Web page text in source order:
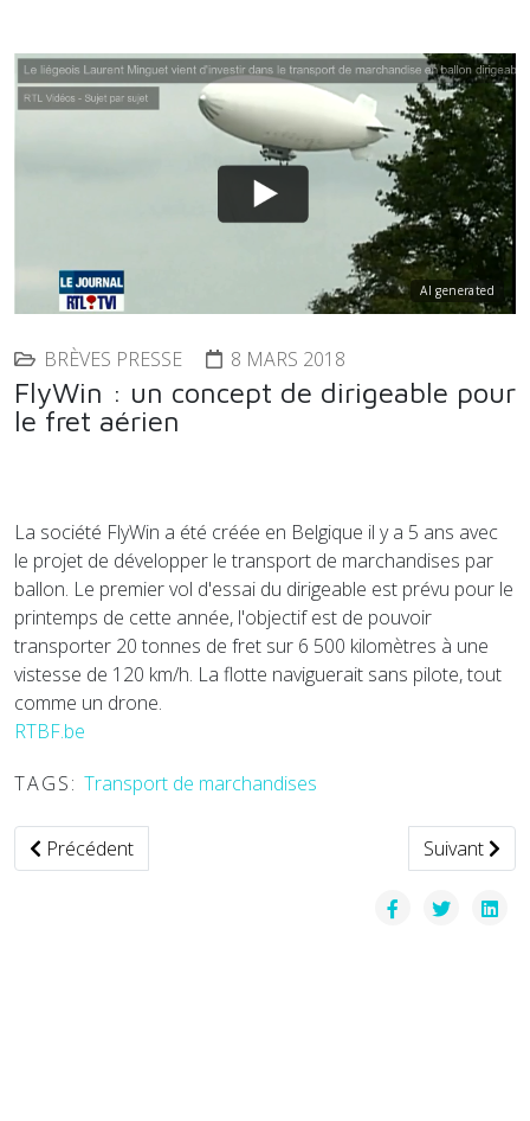
AI generated
BRÈVES PRESSE 8 MARS 2018
FlyWin : un concept de dirigeable pour
le fret aérien
La société FlyWin a été créée en Belgique il y a 5 ans avec
le projet de développer le transport de marchandises par
ballon. Le premier vol d'essai du dirigeable est prévu pour le
printemps de cette année, l'objectif est de pouvoir
transporter 20 tonnes de fret sur 6 500 kilomètres à une
vistesse de 120 km/h. La flotte naviguerait sans pilote, tout
comme un drone.
RTBF.be
TAGS: Transport de marchandises
Article précédent : Le réseau Idelis de Pau offre deux
Précédent Article
Suivant